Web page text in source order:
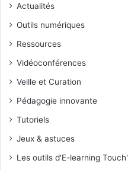
Actualités
Outils numériques
Ressources
Vidéoconférences
Veille et Curation
Pédagogie innovante
Tutoriels
Jeux & astuces
Les outils d'E-learning Touch'